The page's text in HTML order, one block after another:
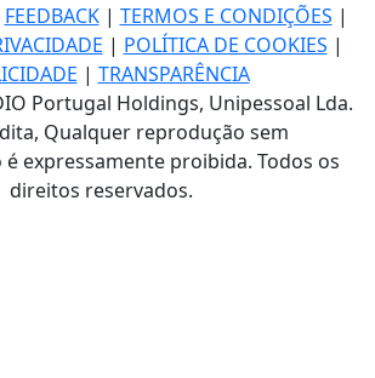
FEEDBACK| TERMOS E CONDIÇÕES |
| POLÍTICA DE COOKIES |
| TRANSPARÊNCIA
Portugal Holdings, Unipessoal Lda.
Qualquer reprodução sem
expressamente proibida. Todos os
direitos reservados.